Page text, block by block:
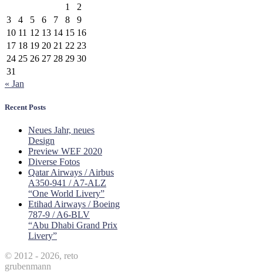
1
2
3
4 5 6 7 8
9
10 11 12 13 14 15 16
17 18 19 20 21 22 23
24 25 26 27 28 29 30
31
« Jan
Recent Posts
Neues Jahr, neues
Design
Preview WEF 2020
Diverse Fotos
Qatar Airways / Airbus
A350-941 / A7-ALZ
“One World Livery”
Etihad Airways / Boeing
787-9 / A6-BLV
“Abu Dhabi Grand Prix
Livery”
© 2012 - 2026, reto
grubenmann